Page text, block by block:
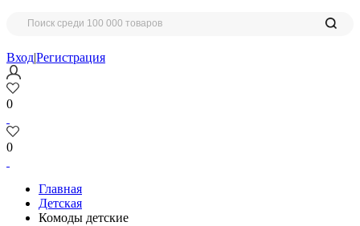
Вход|Регистрация
0
0
Главная
Детская
Комоды детские